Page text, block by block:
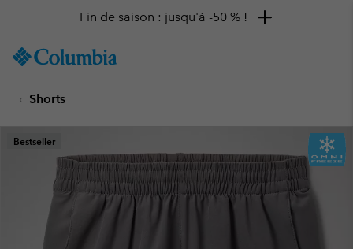
TO
SKIP
MAIN
NAV
SKIP
SEARCH
Fin de saison : jusqu'à -50 % !
Shorts
Bestseller